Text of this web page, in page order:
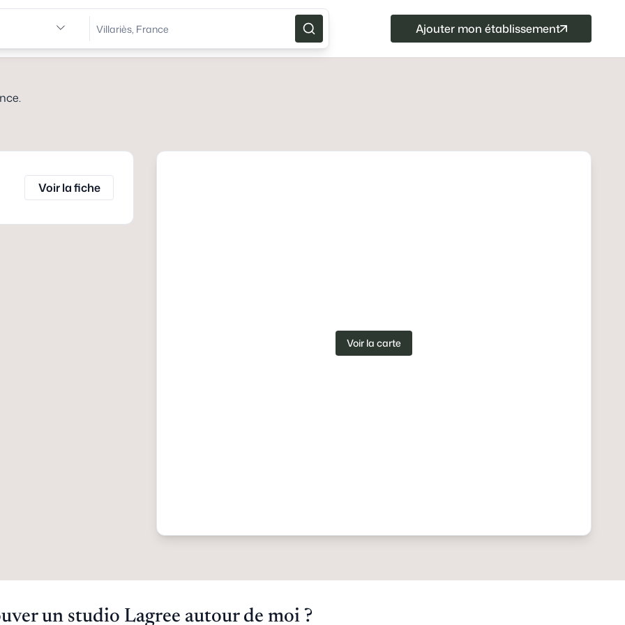
Ajouter mon établissement
.
Voir la fiche
Voir la carte
un studio Lagree autour de moi ?